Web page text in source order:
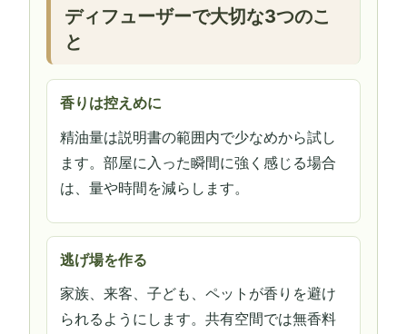
ディフューザーで大切な3つのこ
と
香りは控えめに
精油量は説明書の範囲内で少なめから試し
ます。部屋に入った瞬間に強く感じる場合
は、量や時間を減らします。
逃げ場を作る
家族、来客、子ども、ペットが香りを避け
られるようにします。共有空間では無香料